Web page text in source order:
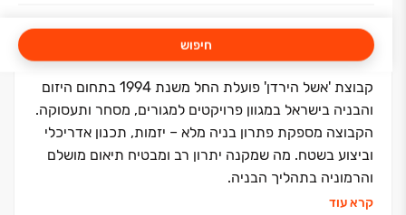
חיפוש
קבוצת 'אשל הירדן' פועלת החל משנת 1994 בתחום היזום
והבניה בישראל במגוון פרויקטים למגורים, מסחר ותעסוקה.
הקבוצה מספקת פתרון בניה מלא – יזמות, תכנון אדריכלי
וביצוע בשטח. מה שמקנה יתרון רב ומבטיח תיאום מושלם
והרמוניה בתהליך הבניה.
אשל הירדן שמה את טובת הלקוחות בראש סדר העדיפויות
קרא עוד